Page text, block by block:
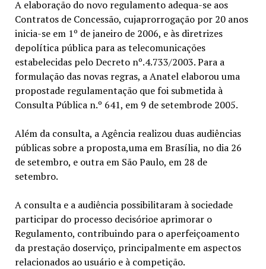
A elaboração do novo regulamento adequa-se aos
Contratos de Concessão, cujaprorrogação por 20 anos
inicia-se em 1º de janeiro de 2006, e às diretrizes
depolítica pública para as telecomunicações
estabelecidas pelo Decreto nº.4.733/2003. Para a
formulação das novas regras, a Anatel elaborou uma
propostade regulamentação que foi submetida à
Consulta Pública n.º 641, em 9 de setembrode 2005.
Além da consulta, a Agência realizou duas audiências
públicas sobre a proposta,uma em Brasília, no dia 26
de setembro, e outra em São Paulo, em 28 de
setembro.
A consulta e a audiência possibilitaram à sociedade
participar do processo decisórioe aprimorar o
Regulamento, contribuindo para o aperfeiçoamento
da prestação doserviço, principalmente em aspectos
relacionados ao usuário e à competição.